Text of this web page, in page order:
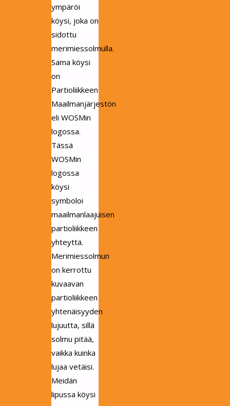
ympäröi
köysi, joka on
sidottu
merimiessolmulla.
Sama köysi
on
Partioliikkeen
Maailmanjärjestön
eli WOSMin
logossa.
Tässä
WOSMin
logossa
köysi
symboloi
maailmanlaajuisen
partioliikkeen
yhteyttä.
Merimiessolmun
on kerrottu
kuvaavan
partioliikkeen
yhtenäisyyden
lujuutta, sillä
solmu pitää,
vaikka kuinka
lujaa vetäisi.
Meidän
lipussa köysi